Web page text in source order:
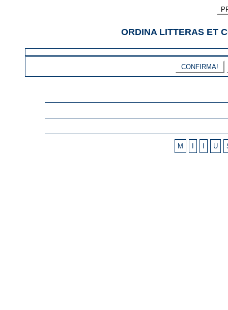
ORDINA LITTERAS ET
CONFIRMA!
M U